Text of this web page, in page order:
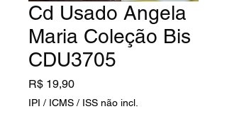
Cd Usado Angela
Maria Coleção Bis
CDU3705
R$ 19,90Preço
IPI / ICMS / ISS não incl.